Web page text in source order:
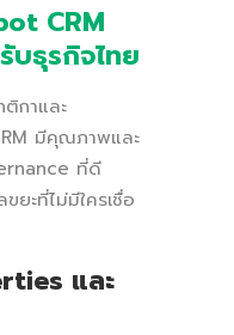
CRM
บธุรกิจไทย
กาและ
มีคุณภาพและ
ที่ดี
ยะที่ไม่มีใครเชื่อ
และ